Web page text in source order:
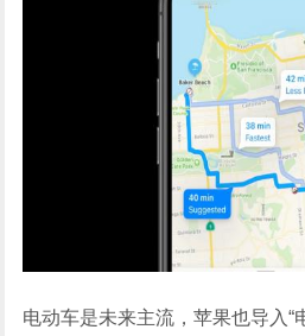
电动车是未来主流，苹果也导入“